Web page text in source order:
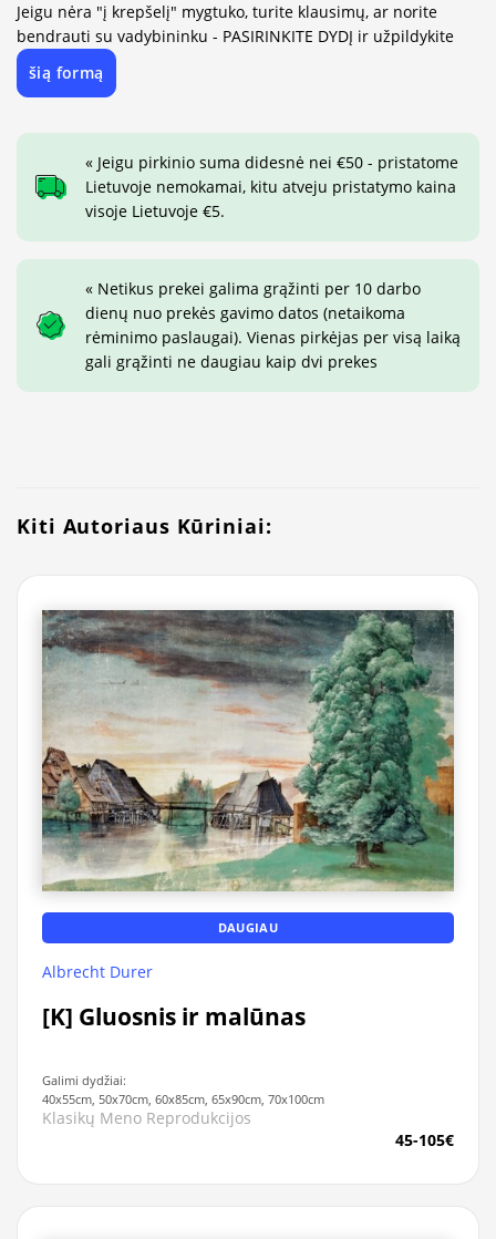
Jeigu nėra "į krepšelį" mygtuko, turite klausimų, ar norite
bendrauti su vadybininku - PASIRINKITE DYDĮ ir užpildykite
šią formą
« Jeigu pirkinio suma didesnė nei €50 - pristatome
Lietuvoje nemokamai, kitu atveju pristatymo kaina
visoje Lietuvoje €5.
« Netikus prekei galima grąžinti per 10 darbo
dienų nuo prekės gavimo datos (netaikoma
rėminimo paslaugai). Vienas pirkėjas per visą laiką
gali grąžinti ne daugiau kaip dvi prekes
Kiti Autoriaus Kūriniai:
DAUGIAU
Albrecht Durer
[K] Gluosnis ir malūnas
Galimi dydžiai:
40x55cm, 50x70cm, 60x85cm, 65x90cm, 70x100cm
Klasikų Meno Reprodukcijos
45-105€